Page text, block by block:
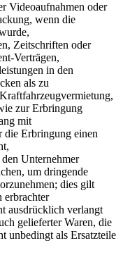
Videoaufnahmen oder
wenn die
Zeitschriften oder
Verträgen,
in den
als zu
zur Erbringung
mit
die Erbringung einen
Unternehmer
um dringende
dies gilt
erbrachter
ausdrücklich verlangt
gelieferter Waren, die
unbedingt als Ersatzteile